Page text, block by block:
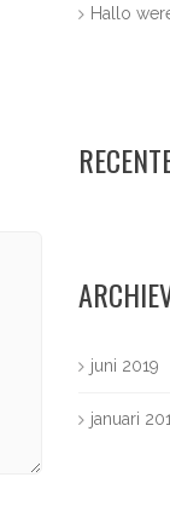
Hallo
juni 2019
januari